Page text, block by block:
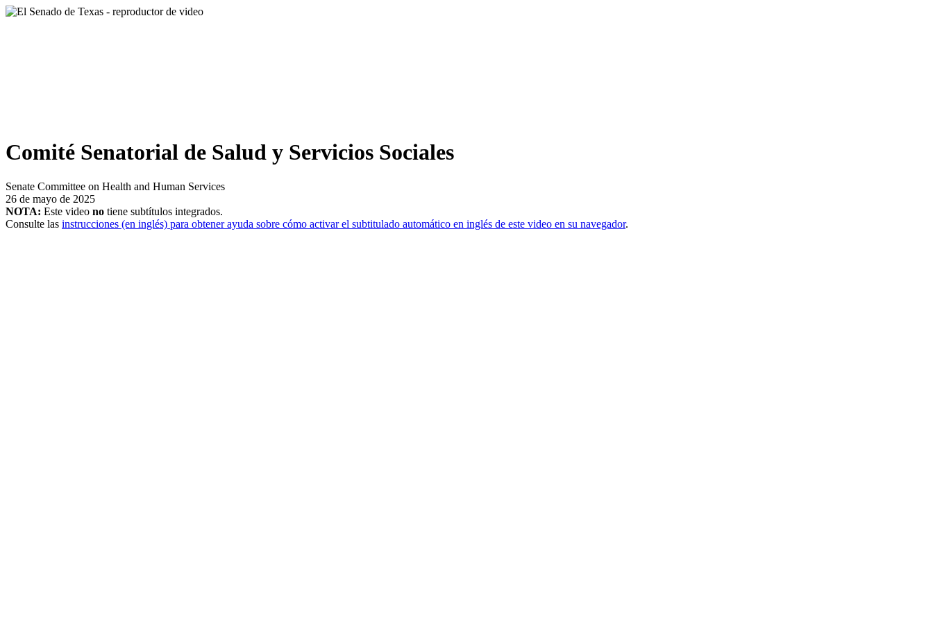
Comité Senatorial de Salud y Servicios Sociales
Senate Committee on Health and Human Services
26 de mayo de 2025
NOTA: Este video no tiene subtítulos integrados.
Consulte las instrucciones (en inglés) para obtener ayuda sobre cómo activar el subtitulado automático en inglés de este video en su navegador.